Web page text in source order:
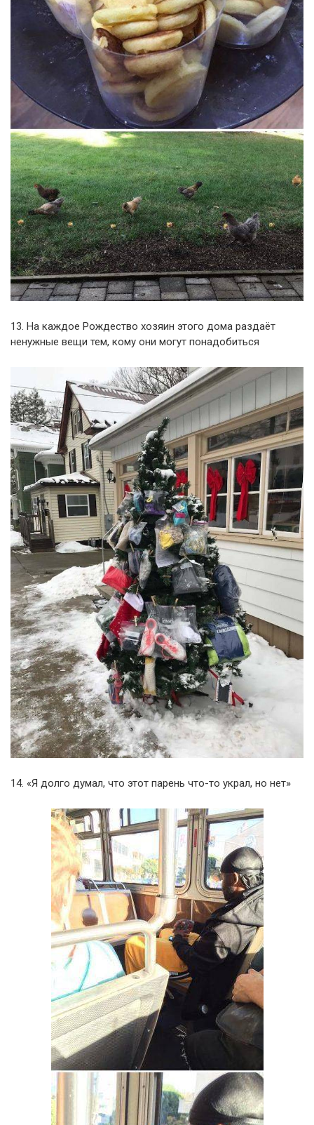
13. На каждое Рождество хозяин этого дома раздаёт
ненужные вещи тем, кому они могут понадобиться
14. «Я долго думал, что этот парень что-то украл, но нет»